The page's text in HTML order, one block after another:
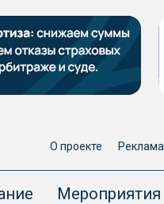
О проекте Реклама
Мероприятия